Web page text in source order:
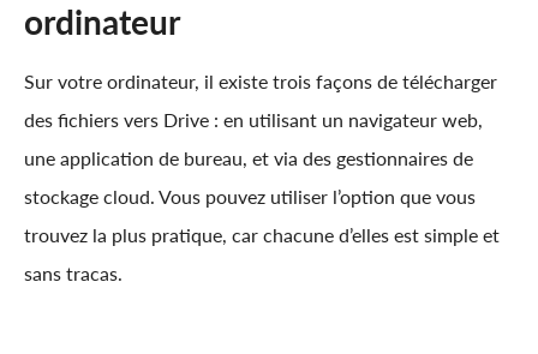
ordinateur
Sur votre ordinateur, il existe trois façons de télécharger
des fichiers vers Drive : en utilisant un navigateur web,
une application de bureau, et via des gestionnaires de
stockage cloud. Vous pouvez utiliser l’option que vous
trouvez la plus pratique, car chacune d’elles est simple et
sans tracas.